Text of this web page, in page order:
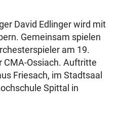
David Edlinger wird mit
Gemeinsam spielen
am 19.
CMA-Ossiach. Auftritte
Friesach, im Stadtsaal
Spittal in